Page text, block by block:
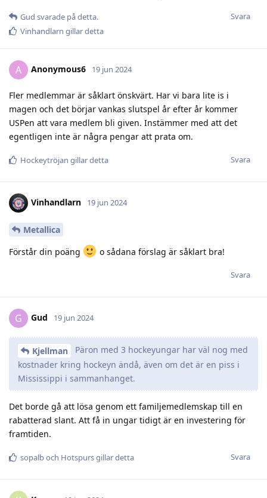
Svara
Gud svarade på detta.
Vinhandlarn gillar detta
A Anonymous6 19 jun 2024
Fler medlemmar är såklart önskvärt. Har vi bara lite is i
magen och det börjar vankas slutspel år efter år kommer
USPen att vara medlem bli given. Instämmer med att det
egentligen inte är några pengar att prata om.
Svara
Hockeytröjan gillar detta
Vinhandlarn 19 jun 2024
Metallica
Förstår din poäng
o sådana förslag är såklart bra!
Svara
G Gud 19 jun 2024
Kjellman
Päron med 3 hockeyungar har väl nog med
kostnader kring hockeyn ändå, även om det är en piss i
Mississippi i sammanhanget.
Det borde gå att lösa genom ett familjemedlemskap till en
rabatterad slant. Att få in ungar tidigt är en investering för
framtiden.
Svara
sopalboch Hotspursgillar detta